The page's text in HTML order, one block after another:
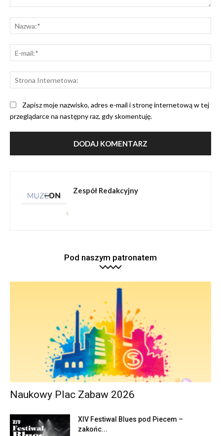
Zapisz moje nazwisko, adres e-mail i stronę internetową w tej
przeglądarce na następny raz, gdy skomentuję.
Zespół Redakcyjny
Pod naszym patronatem
Naukowy Plac Zabaw 2026
XIV Festiwal Blues pod Piecem –
zakońc...